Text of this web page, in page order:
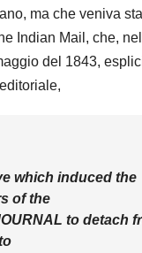
ma che veniva
Indian Mail, che,
del 1843,
which induced the
of the
to detach